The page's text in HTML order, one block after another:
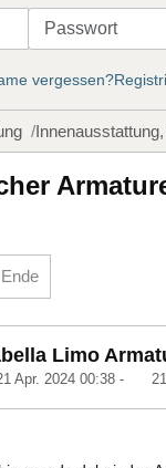
Passwort
vergessen?
Ende
Limo
Apr. 2024 00:38 -